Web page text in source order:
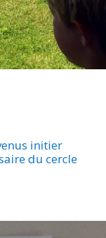
initier
du cercle